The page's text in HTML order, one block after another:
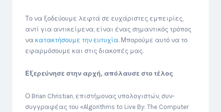
Το να ξοδεύουμε λεφτά σε ευχάριστες εμπειρίες,
αντί για αντικείμενα, είναι ένας σημαντικός τρόπος
να κατακτήσουμε την ευτυχία. Μπορούμε αυτό να το
εφαρμόσουμε και στις διακοπές μας.
Εξερεύνησε στην αρχή, απόλαυσε στο τέλος
Ο Brian Christian, επιστήμονας υπολογιστών, συν-
συγγραφέας του «Algorithms to Live By: The Computer